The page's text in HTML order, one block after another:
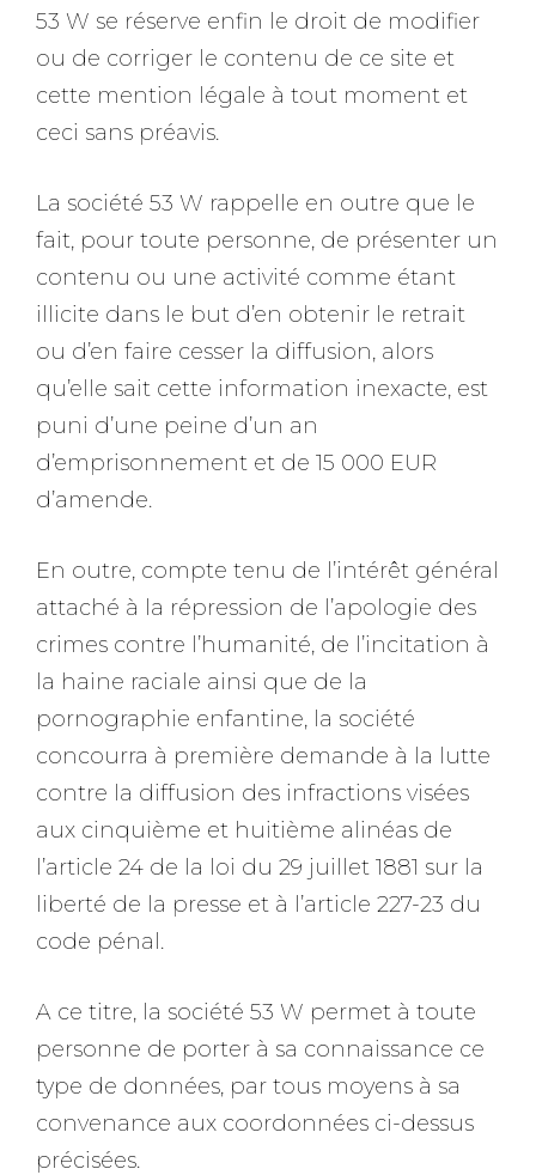
53 W se réserve enfin le droit de modifier
ou de corriger le contenu de ce site et
cette mention légale à tout moment et
ceci sans préavis.
La société 53 W rappelle en outre que le
fait, pour toute personne, de présenter un
contenu ou une activité comme étant
illicite dans le but d’en obtenir le retrait
ou d’en faire cesser la diffusion, alors
qu’elle sait cette information inexacte, est
puni d’une peine d’un an
d’emprisonnement et de 15 000 EUR
d’amende.
En outre, compte tenu de l’intérêt général
attaché à la répression de l’apologie des
crimes contre l’humanité, de l’incitation à
la haine raciale ainsi que de la
pornographie enfantine, la société
concourra à première demande à la lutte
contre la diffusion des infractions visées
aux cinquième et huitième alinéas de
l’article 24 de la loi du 29 juillet 1881 sur la
liberté de la presse et à l’article 227-23 du
code pénal.
A ce titre, la société 53 W permet à toute
personne de porter à sa connaissance ce
type de données, par tous moyens à sa
convenance aux coordonnées ci-dessus
précisées.